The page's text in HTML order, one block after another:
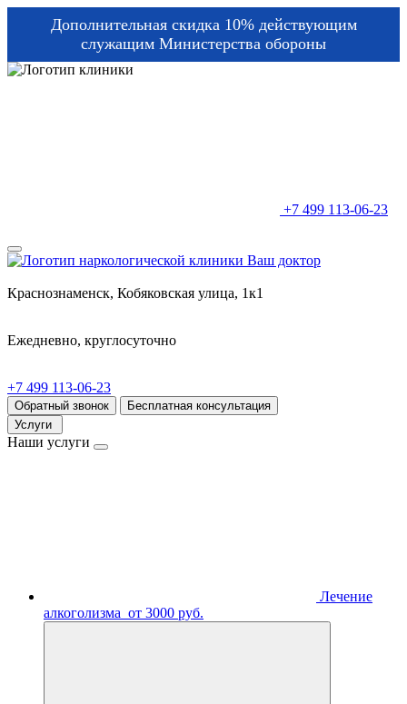
Дополнительная скидка 10% действующим
служащим Министерства обороны
+7 499 113-06-23
Краснознаменск, Кобяковская улица, 1к1
Ежедневно, круглосуточно
+7 499 113-06-23
Обратный звонок
Бесплатная консультация
Услуги
Наши услуги
Лечение
алкоголизма от 3000 руб.